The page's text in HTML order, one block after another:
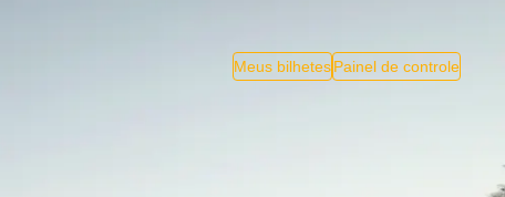
Meus bilhetesPainel de controle